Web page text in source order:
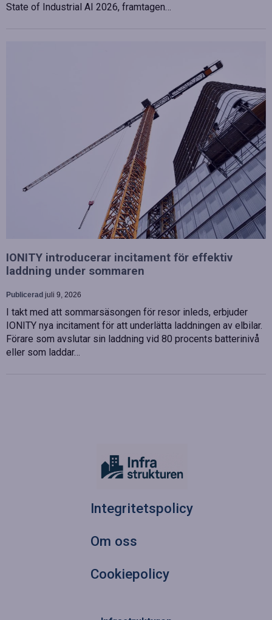
State of Industrial AI 2026, framtagen…
IONITY introducerar incitament för effektiv
laddning under sommaren
Publicerad juli 9, 2026
I takt med att sommarsäsongen för resor inleds, erbjuder
IONITY nya incitament för att underlätta laddningen av elbilar.
Förare som avslutar sin laddning vid 80 procents batterinivå
eller som laddar…
Integritetspolicy
Om oss
Cookiepolicy